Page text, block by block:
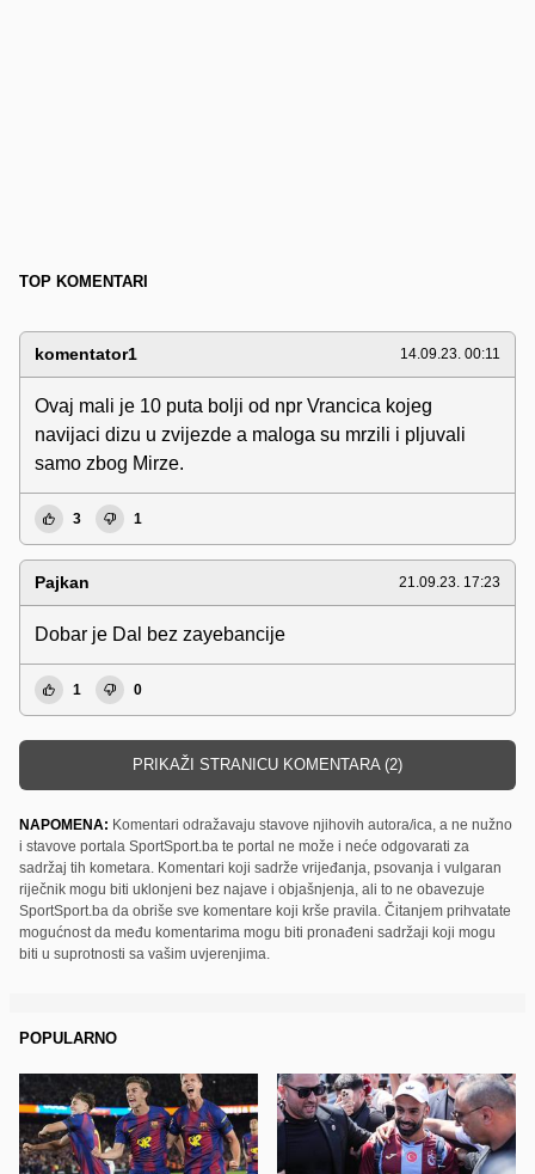
TOP KOMENTARI
komentator1 14.09.23. 00:11
Ovaj mali je 10 puta bolji od npr Vrancica kojeg
navijaci dizu u zvijezde a maloga su mrzili i pljuvali
samo zbog Mirze.
3 1
Pajkan 21.09.23. 17:23
Dobar je Dal bez zayebancije
1 0
PRIKAŽI STRANICU KOMENTARA (2)
NAPOMENA: Komentari odražavaju stavove njihovih autora/ica, a ne nužno
i stavove portala SportSport.ba te portal ne može i neće odgovarati za
sadržaj tih kometara. Komentari koji sadrže vrijeđanja, psovanja i vulgaran
riječnik mogu biti uklonjeni bez najave i objašnjenja, ali to ne obavezuje
SportSport.ba da obriše sve komentare koji krše pravila. Čitanjem prihvatate
mogućnost da među komentarima mogu biti pronađeni sadržaji koji mogu
biti u suprotnosti sa vašim uvjerenjima.
POPULARNO